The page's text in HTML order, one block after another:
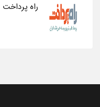
راه پرداخت